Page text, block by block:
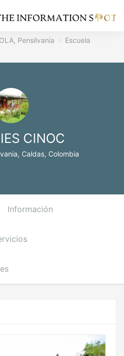
Pensilvania
Escuela
CINOC
Caldas, Colombia
Información